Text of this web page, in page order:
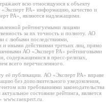
всю относящуюся к объекту
РА» информацию, качество и
РА», являются надлежащими.
рейтингуемыми лицами
за их точность и полноту. АО
с любыми последствиями,
и иными действиями третьих лиц, прямо
АО «Эксперт РА» рейтинговыми
содержащимися в пресс-релизах,
всего перечисленного.
её публикации. АО «Эксперт РА» вправе
без дополнительного уведомления,
или требованиями законодательства
состояние рейтинга, является
www.raexpert.ru.